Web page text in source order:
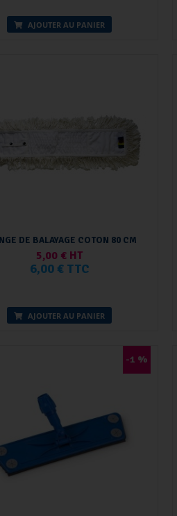
AJOUTER AU PANIER
DE BALAYAGE COTON 80 CM
5,00 € HT
6,00 € TTC
AJOUTER AU PANIER
-1 %